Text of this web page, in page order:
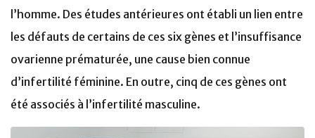
l’homme. Des études antérieures ont établi un lien entre
les défauts de certains de ces six gènes et l’insuffisance
ovarienne prématurée, une cause bien connue
d’infertilité féminine. En outre, cinq de ces gènes ont
été associés à l’infertilité masculine.